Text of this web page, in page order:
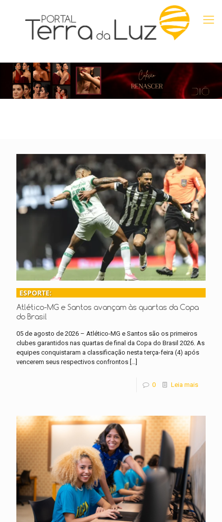
ESPORTE:
Atlético-MG e Santos avançam às quartas da Copa
do Brasil
05 de agosto de 2026 – Atlético-MG e Santos são os primeiros
clubes garantidos nas quartas de final da Copa do Brasil 2026. As
equipes conquistaram a classificação nesta terça-feira (4) após
vencerem seus respectivos confrontos […]
0 Leia mais